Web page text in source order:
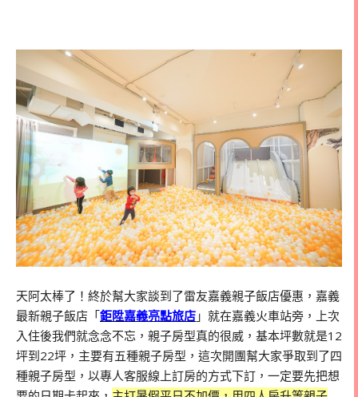
天阿太棒了！終於幫大家談到了雷友嘉義親子飯店優惠，嘉義
最新親子飯店「鉅陞嘉義亮點旅店 」就在嘉義火車站旁，上次
入住後我們就念念不忘，親子房型真的很威，基本坪數就是12
坪到22坪，主要有五種親子房型，這次開團幫大家爭取到了四
種親子房型，以專人客服線上訂房的方式下訂，一定要先把想